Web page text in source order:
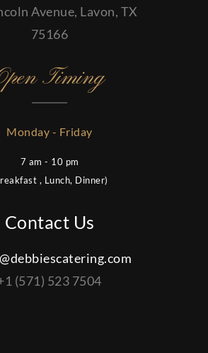
Avenue, Lavon, TX
75166
Timing
Monday - Friday
7 am - 10 pm
, Lunch, Dinner)
Contact Us
(571) 523 7504